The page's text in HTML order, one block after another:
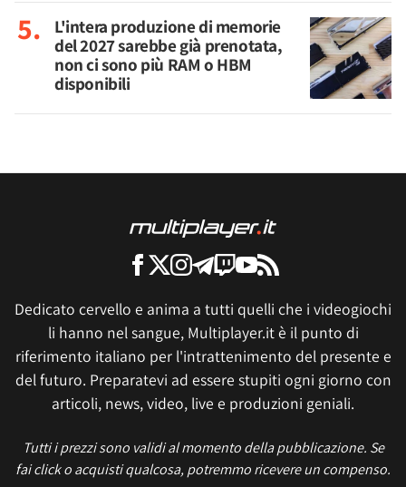
L'intera produzione di memorie
del 2027 sarebbe già prenotata,
non ci sono più RAM o HBM
disponibili
Dedicato cervello e anima a tutti quelli che i videogiochi
li hanno nel sangue, Multiplayer.it è il punto di
riferimento italiano per l'intrattenimento del presente e
del futuro. Preparatevi ad essere stupiti ogni giorno con
articoli, news, video, live e produzioni geniali.
Tutti i prezzi sono validi al momento della pubblicazione. Se
fai click o acquisti qualcosa, potremmo ricevere un compenso.